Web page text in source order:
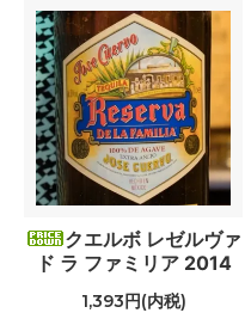
クエルボ レゼルヴァ
ド ラ ファミリア 2014
1,393円(内税)